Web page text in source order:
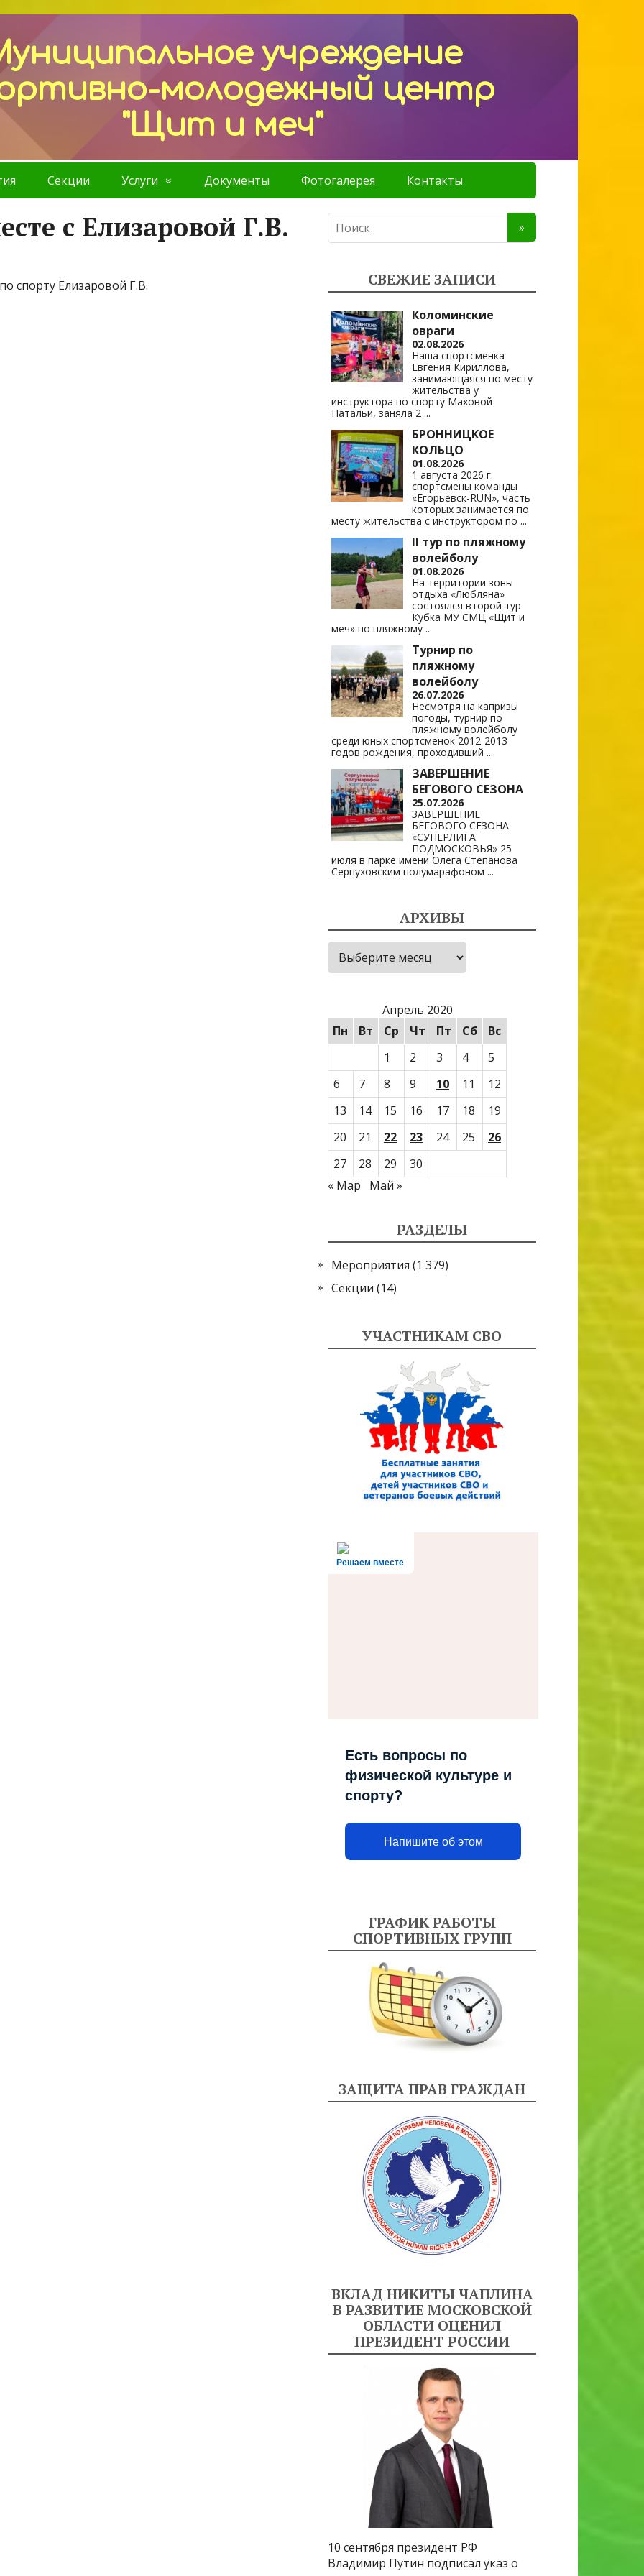
учреждение
молодежный центр
"Щит и меч"
Секции Услуги Документы Фотогалерея Контакты
c Елизаровой Г.В.
спорту Елизаровой Г.В. СВЕЖИЕ ЗАПИСИ
Коломинские
овраги
02.08.2026
Наша спортсменка
Евгения Кириллова,
занимающаяся по месту
жительства у
инструктора по спорту Маховой
Натальи, заняла 2 ...
БРОННИЦКОЕ
КОЛЬЦО
01.08.2026
1 августа 2026 г.
спортсмены команды
«Егорьевск-RUN», часть
которых занимается по
месту жительства с инструктором по ...
II тур по пляжному
волейболу
01.08.2026
На территории зоны
отдыха «Любляна»
состоялся второй тур
Кубка МУ СМЦ «Щит и
меч» по пляжному ...
Турнир по
пляжному
волейболу
26.07.2026
Несмотря на капризы
погоды, турнир по
пляжному волейболу
среди юных спортсменок 2012-2013
годов рождения, проходивший ...
ЗАВЕРШЕНИЕ
БЕГОВОГО СЕЗОНА
25.07.2026
ЗАВЕРШЕНИЕ
БЕГОВОГО СЕЗОНА
«СУПЕРЛИГА
ПОДМОСКОВЬЯ» 25
июля в парке имени Олега Степанова
Серпуховским полумарафоном ...
АРХИВЫ
Архивы
Апрель 2020
Пн
Вт Ср Чт Пт Сб
Вс
1
2 3 4
5
6
7 8 9 10 11
12
13
14 15 16 17 18
19
20
21 22 23 24 25
26
27
28 29
30
« Мар
Май »
РАЗДЕЛЫ
Мероприятия (1 379)
Секции (14)
УЧАСТНИКАМ СВО
Решаем вместе
Есть вопросы по
физической культуре и
спорту?
Напишите об этом
ГРАФИК РАБОТЫ
СПОРТИВНЫХ ГРУПП
ЗАЩИТА ПРАВ ГРАЖДАН
ВКЛАД НИКИТЫ ЧАПЛИНА
В РАЗВИТИЕ МОСКОВСКОЙ
ОБЛАСТИ ОЦЕНИЛ
ПРЕЗИДЕНТ РОССИИ
10 сентября президент РФ
Владимир Путин подписал указ о